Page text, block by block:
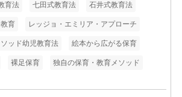
育法 七田式教育法 石井式教育法
育 レッジョ・エミリア・アプローチ
ッド幼児教育法 絵本から広がる保育
裸足保育 独自の保育・教育メソッド